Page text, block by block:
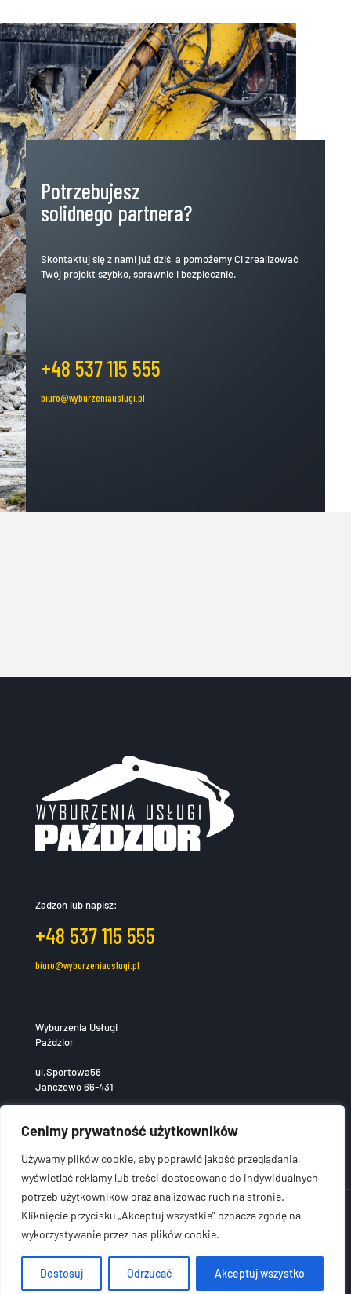
Cenimy prywatność użytkowników
Używamy plików cookie, aby poprawić jakość przeglądania,
wyświetlać reklamy lub treści dostosowane do indywidualnych
potrzeb użytkowników oraz analizować ruch na stronie.
Kliknięcie przycisku „Akceptuj wszystkie” oznacza zgodę na
wykorzystywanie przez nas plików cookie.
Dostosuj Odrzucać Akceptuj wszystko
Potrzebujesz
solidnego partnera?
Skontaktuj się z nami już dziś, a pomożemy Ci zrealizować
Twój projekt szybko, sprawnie i bezpiecznie.
+48 537 115 555
biuro@wyburzeniauslugi.pl
Zadzoń lub napisz:
+48 537 115 555
biuro@wyburzeniauslugi.pl
Wyburzenia Usługi
Paździor
ul.Sportowa56
Janczewo 66-431